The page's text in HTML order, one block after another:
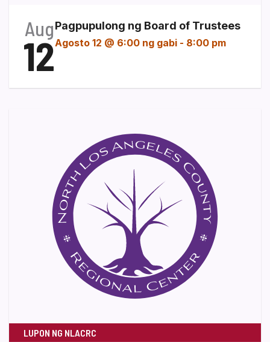
Aug
12
Pagpupulong ng Board of Trustees
Agosto 12 @ 6:00 ng gabi - 8:00 pm
LUPON NG NLACRC